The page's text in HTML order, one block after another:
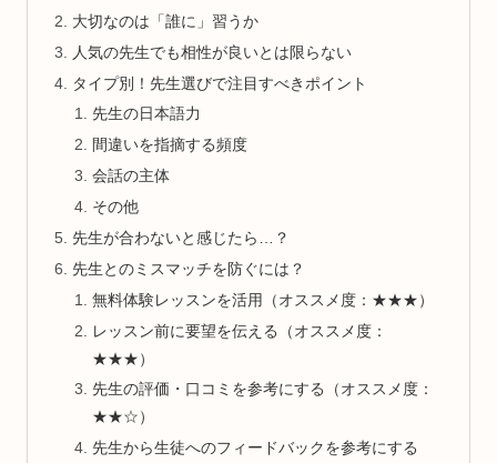
大切なのは「誰に」習うか
人気の先生でも相性が良いとは限らない
タイプ別！先生選びで注目すべきポイント
先生の日本語力
間違いを指摘する頻度
会話の主体
その他
先生が合わないと感じたら…？
先生とのミスマッチを防ぐには？
無料体験レッスンを活用（オススメ度：★★★）
レッスン前に要望を伝える（オススメ度：
★★★）
先生の評価・口コミを参考にする（オススメ度：
★★☆）
先生から生徒へのフィードバックを参考にする